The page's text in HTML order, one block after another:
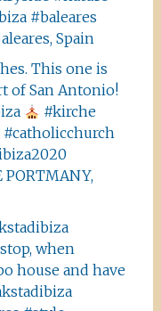
#baleares
Spain
This one is
of San Antonio!
#kirche
#catholicchurch
PORTMANY,
when
house and have